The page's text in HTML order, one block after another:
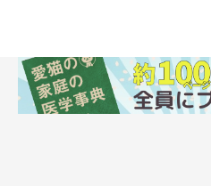
できやすい猫の特